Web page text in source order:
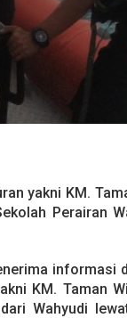
yakni KM.
Perairan
informasi
KM. Taman
Wahyudi
Usai
Kriminal 29 Juni